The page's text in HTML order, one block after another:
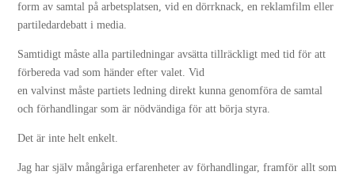
form av samtal på arbetsplatsen, vid en dörrknack, en reklamfilm eller
partiledardebatt i media.
Samtidigt måste alla partiledningar avsätta tillräckligt med tid för att
förbereda vad som händer efter valet. Vid
en valvinst måste partiets ledning direkt kunna genomföra de samtal
och förhandlingar som är nödvändiga för att börja styra.
Det är inte helt enkelt.
Jag har själv mångåriga erfarenheter av förhandlingar, framför allt som